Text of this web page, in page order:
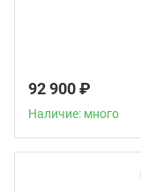
92 900 ₽
Наличие: много